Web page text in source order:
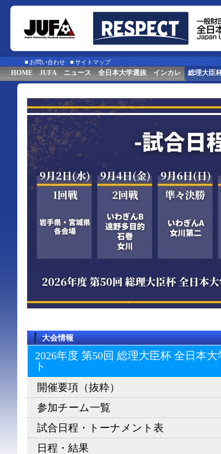
■ お問い合わせ ■ サイトマップ
HOME JUFA ニュース 全日本大学選抜 インカレ 総理大臣
大会情報
2026年度 第50回 総理大臣杯 全日本
ト
開催要項（抜粋）
参加チーム一覧
試合日程・トーナメント表
日程・結果